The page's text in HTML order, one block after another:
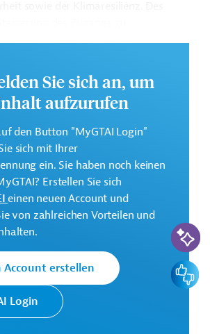
für die lokale Bevölkerung
wichtigste wirtschaftliche Aktivität
finden Sie auf derWebseite der
die EBRD: Schwerpunkte,
Hinweise zur
(Darlehen, vorgesehen)
Sie sich an, um
aufzurufen
den Button "MyGTAI Login"
sich mit Ihrer
ein. Sie haben noch keinen
Erstellen Sie sich
einen neuen Account und
von zahlreichen Vorteilen und
Account erstellen
Login
KI-